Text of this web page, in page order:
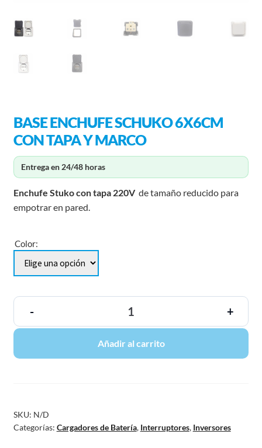
BASE ENCHUFE SCHUKO 6X6CM
CON TAPA Y MARCO
Entrega en 24/48 horas
Enchufe Stuko con tapa 220V de tamaño reducido para
empotrar en pared.
Color:
- +
Añadir al carrito
SKU: N/D
Categorías: Cargadores de Batería, Interruptores, Inversores